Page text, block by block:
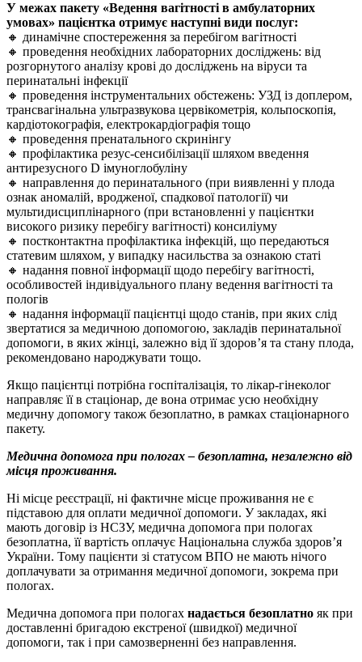
У межах пакету «Ведення вагітності в амбулаторних
умовах» пацієнтка отримує наступні види послуг:
🔸 динамічне спостереження за перебігом вагітності
🔸 проведення необхідних лабораторних досліджень: від
розгорнутого аналізу крові до досліджень на віруси та
перинатальні інфекції
🔸 проведення інструментальних обстежень: УЗД із доплером,
трансвагінальна ультразвукова цервікометрія, кольпоскопія,
кардіотокографія, електрокардіографія тощо
🔸 проведення пренатального скринінгу
🔸 профілактика резус-сенсибілізації шляхом введення
антирезусного D імуноглобуліну
🔸 направлення до перинатального (при виявленні у плода
ознак аномалій, вродженої, спадкової патології) чи
мультидисциплінарного (при встановленні у пацієнтки
високого ризику перебігу вагітності) консиліуму
🔸 постконтактна профілактика інфекцій, що передаються
статевим шляхом, у випадку насильства за ознакою статі
🔸 надання повної інформації щодо перебігу вагітності,
особливостей індивідуального плану ведення вагітності та
пологів
🔸 надання інформації пацієнтці щодо станів, при яких слід
звертатися за медичною допомогою, закладів перинатальної
допомоги, в яких жінці, залежно від її здоров’я та стану плода,
рекомендовано народжувати тощо.
Якщо пацієнтці потрібна госпіталізація, то лікар-гінеколог
направляє її в стаціонар, де вона отримає усю необхідну
медичну допомогу також безоплатно, в рамках стаціонарного
пакету.
Медична допомога при пологах – безоплатна, незалежно від
місця проживання.
Ні місце реєстрації, ні фактичне місце проживання не є
підставою для оплати медичної допомоги. У закладах, які
мають договір із НСЗУ, медична допомога при пологах
безоплатна, її вартість оплачує Національна служба здоров’я
України. Тому пацієнти зі статусом ВПО не мають нічого
доплачувати за отримання медичної допомоги, зокрема при
пологах.
Медична допомога при пологах надається безоплатно як при
доставленні бригадою екстреної (швидкої) медичної
допомоги, так і при самозверненні без направлення.